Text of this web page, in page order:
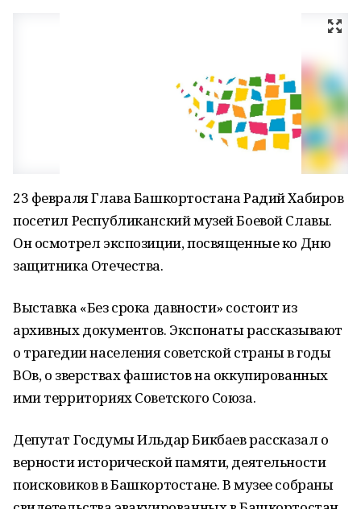
23 февраля Глава Башкортостана Радий Хабиров
посетил Республиканский музей Боевой Славы.
Он осмотрел экспозиции, посвященные ко Дню
защитника Отечества.
Выставка «Без срока давности» состоит из
архивных документов. Экспонаты рассказывают
о трагедии населения советской страны в годы
ВОв, о зверствах фашистов на оккупированных
ими территориях Советского Союза.
Депутат Госдумы Ильдар Бикбаев рассказал о
верности исторической памяти, деятельности
поисковиков в Башкортостане. В музее собраны